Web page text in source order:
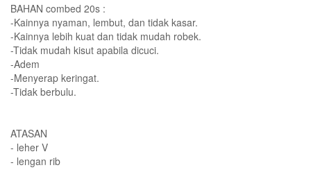
BAHAN combed 20s :
-Kainnya nyaman, lembut, dan tidak kasar.
-Kainnya lebih kuat dan tidak mudah robek.
-Tidak mudah kisut apabila dicuci.
-Adem
-Menyerap keringat.
-Tidak berbulu.
ATASAN
- leher V
- lengan rib